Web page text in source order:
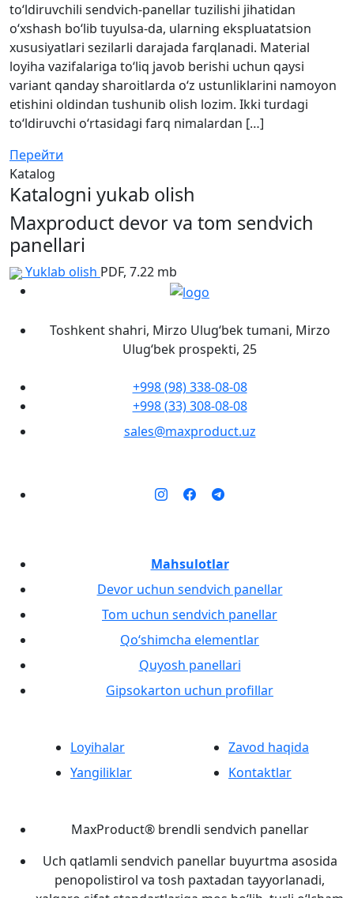
to‘ldiruvchili sendvich-panellar tuzilishi jihatidan
o‘xshash bo‘lib tuyulsa-da, ularning ekspluatatsion
xususiyatlari sezilarli darajada farqlanadi. Material
loyiha vazifalariga to‘liq javob berishi uchun qaysi
variant qanday sharoitlarda o‘z ustunliklarini namoyon
etishini oldindan tushunib olish lozim. Ikki turdagi
to‘ldiruvchi o‘rtasidagi farq nimalardan […]
Перейти
Katalog
Katalogni yukab olish
Maxproduct devor va tom sendvich
panellari
Yuklab olish PDF, 7.22 mb
Toshkent shahri, Mirzo Ulug‘bek tumani, Mirzo
Ulug‘bek prospekti, 25
+998 (98) 338-08-08
+998 (33) 308-08-08
sales@maxproduct.uz
Mahsulotlar
Devor uchun sendvich panellar
Tom uchun sendvich panellar
Qo‘shimcha elementlar
Quyosh panellari
Gipsokarton uchun profillar
Loyihalar
Yangiliklar
Zavod haqida
Kontaktlar
MaxProduct® brendli sendvich panellar
Uch qatlamli sendvich panellar buyurtma asosida
penopolistirol va tosh paxtadan tayyorlanadi,